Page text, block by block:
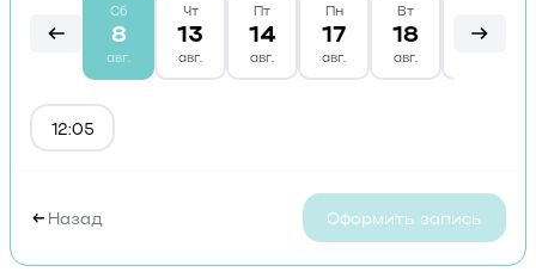
Сб
8
авг.
Чт
13
авг.
Пт
14
авг.
Пн
17
авг.
Вт
18
авг.
19
12:05
Назад Оформить запись